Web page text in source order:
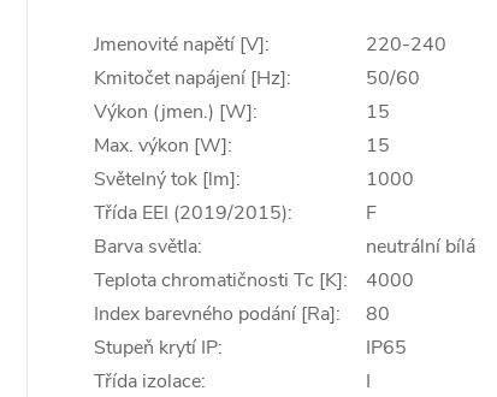
Jmenovité napětí [V]:
220-240
Kmitočet napájení [Hz]:
50/60
Výkon (jmen.) [W]:
15
Max. výkon [W]:
15
Světelný tok [lm]:
1000
Třída EEI (2019/2015):
F
Barva světla:
neutrální bílá
Teplota chromatičnosti Tc [K]:
4000
Index barevného podání [Ra]:
80
Stupeň krytí IP:
IP65
Třída izolace:
I